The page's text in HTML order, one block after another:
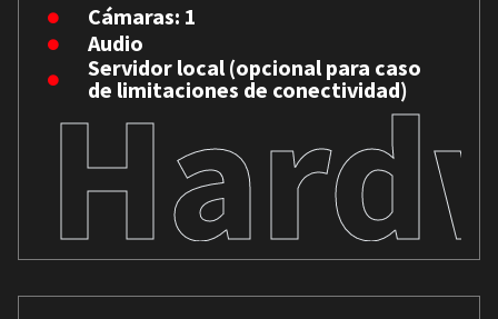
Cámaras: 1
Audio
Servidor local (opcional para caso
de limitaciones de conectividad)